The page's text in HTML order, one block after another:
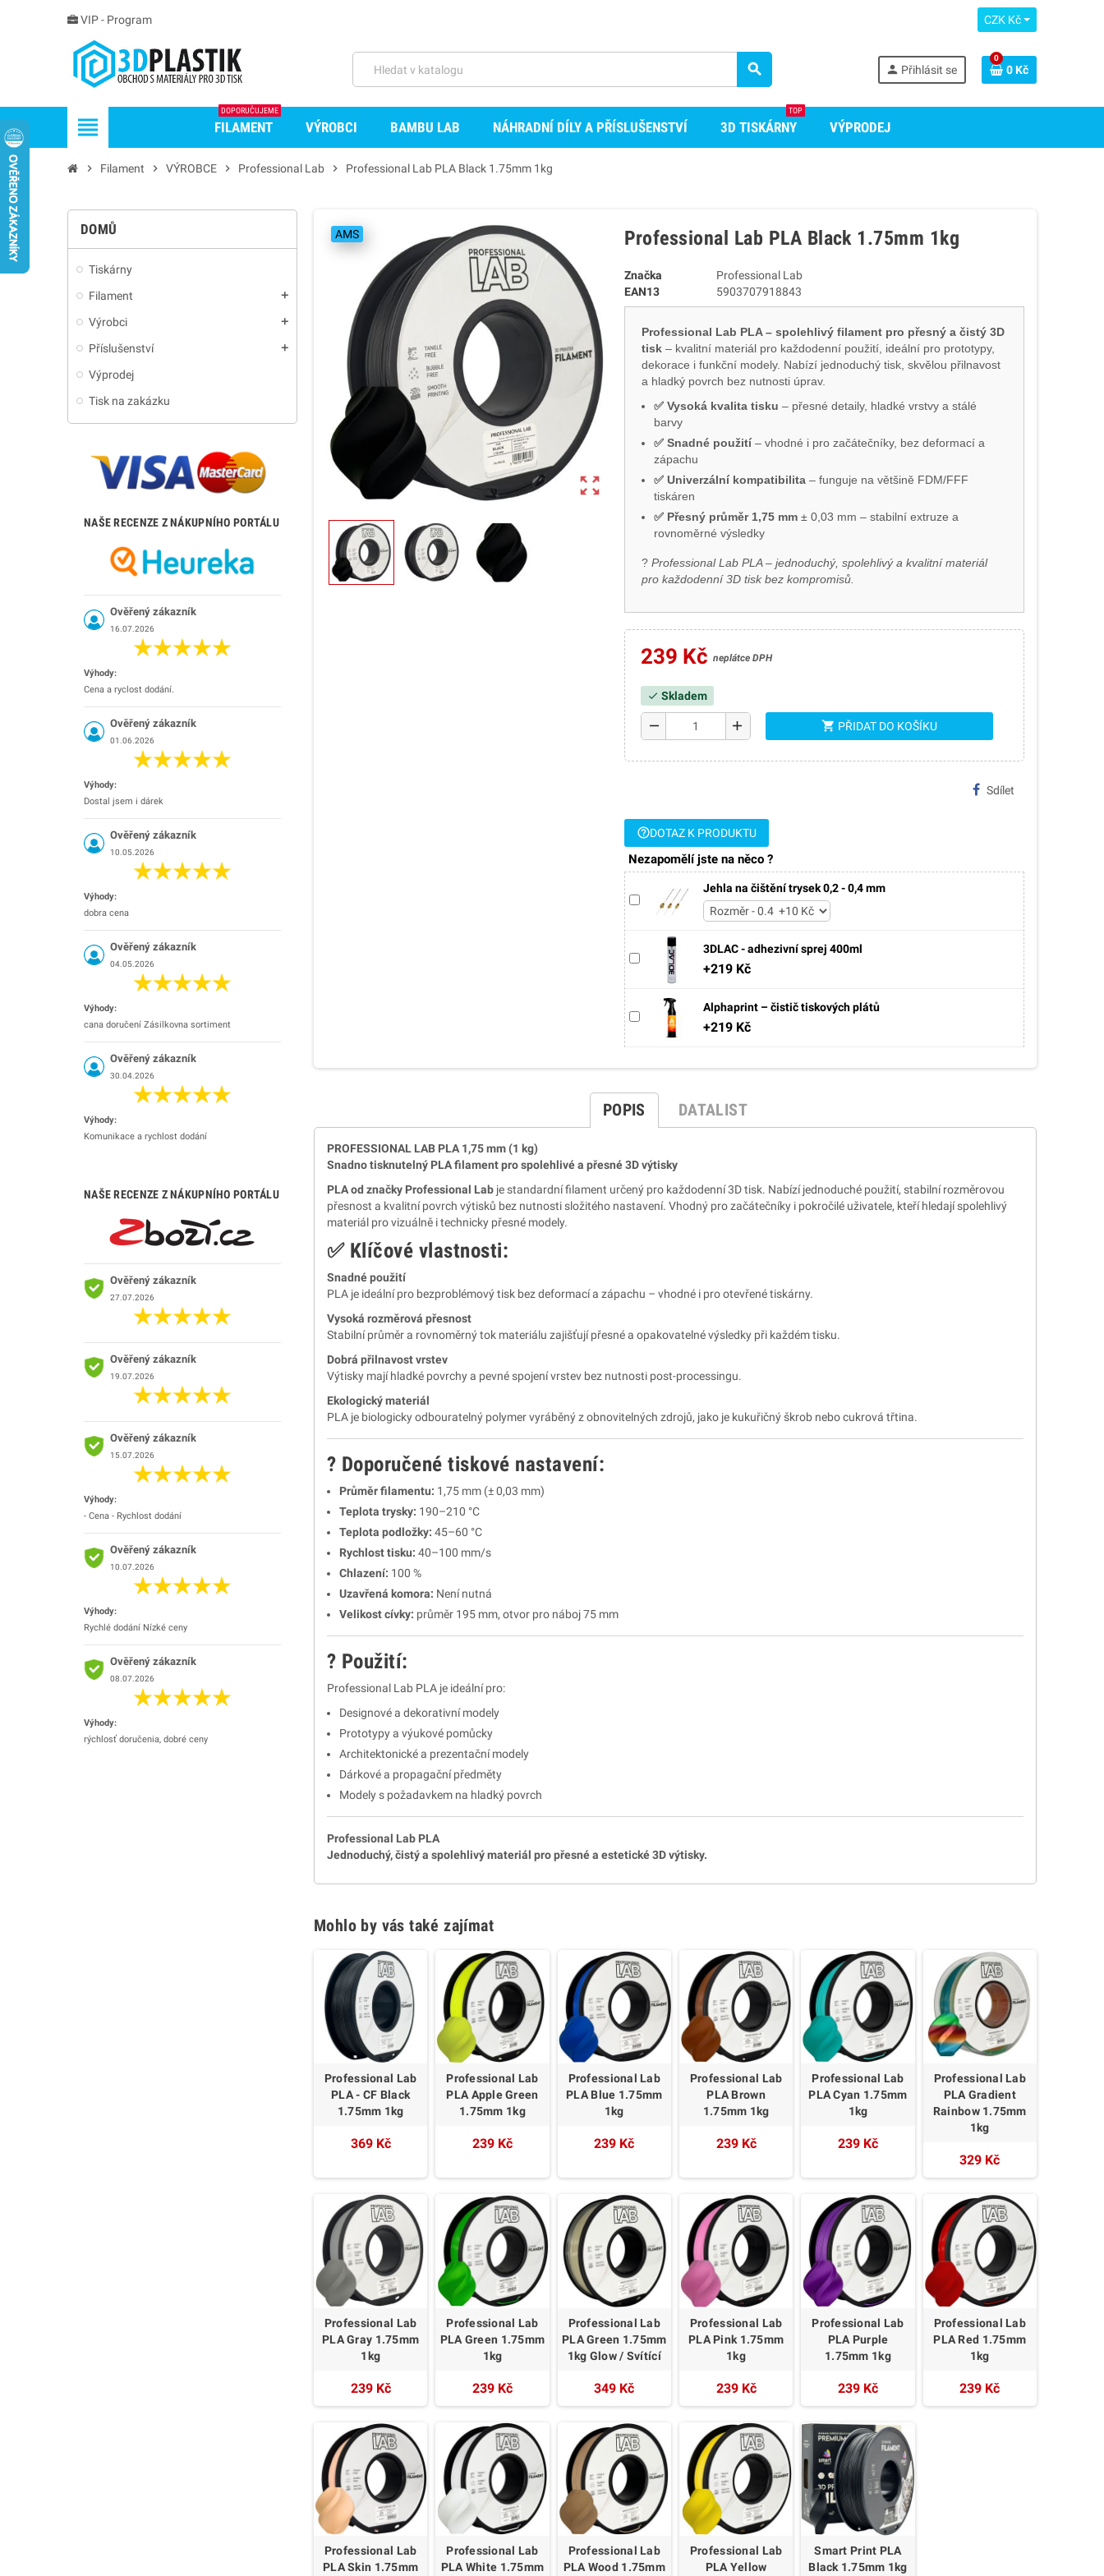
VIP - Program CZK Kč
search person Přihlásit se
0
0 Kč
view_headline FILAMENT
DOPORUČUJEME
VÝROBCI BAMBU LAB NÁHRADNÍ DÍLY A PŘÍSLUŠENSTVÍ 3D TISKÁRNY
TOP
VÝPRODEJ
chevron_right Filament chevron_right VÝROBCE chevron_right Professional Lab chevron_right Professional Lab PLA Black 1.75mm 1kg
DOMŮ
Tiskárny
Filament
add
Výrobci add
Příslušenství add
Výprodej
Tisk na zakázku
NAŠE RECENZE Z NÁKUPNÍHO PORTÁLU
Ověřený zákazník
16.07.2026
Výhody:
Cena a ryclost dodání.
Ověřený zákazník
01.06.2026
Výhody:
Dostal jsem i dárek
Ověřený zákazník
10.05.2026
Výhody:
dobra cena
Ověřený zákazník
04.05.2026
Výhody:
cana doručení Zásilkovna sortiment
Ověřený zákazník
30.04.2026
Výhody:
Komunikace a rychlost dodání
NAŠE RECENZE Z NÁKUPNÍHO PORTÁLU
Ověřený zákazník
27.07.2026
Ověřený zákazník
19.07.2026
Ověřený zákazník
15.07.2026
Výhody:
- Cena - Rychlost dodání
Ověřený zákazník
10.07.2026
Výhody:
Rychlé dodání Nízké ceny
Ověřený zákazník
08.07.2026
Výhody:
rýchlosť doručenia, dobré ceny
zoom_out_map
AMS Professional Lab PLA Black 1.75mm 1kg
Značka
Professional Lab
EAN13
5903707918843
Professional Lab PLA – spolehlivý filament pro přesný a čistý 3D
tisk– kvalitní materiál pro každodenní použití, ideální pro prototypy,
dekorace i funkční modely. Nabízí jednoduchý tisk, skvělou přilnavost
a hladký povrch bez nutnosti úprav.
✅ Vysoká kvalita tisku – přesné detaily, hladké vrstvy a stálé
barvy
✅ Snadné použití– vhodné i pro začátečníky, bez deformací a
zápachu
✅ Univerzální kompatibilita– funguje na většině FDM/FFF
tiskáren
✅ Přesný průměr 1,75 mm± 0,03 mm – stabilní extruze a
rovnoměrné výsledky
? Professional Lab PLA – jednoduchý, spolehlivý a kvalitní materiál
pro každodenní 3D tisk bez kompromisů.
239 Kč neplátce DPH
check Skladem
remove add shopping_cart PŘIDAT DO KOŠÍKU
Sdílet
help_outlineDOTAZ K PRODUKTU
Nezapomělí jste na něco ?
Jehla na čištění trysek 0,2 - 0,4 mm
3DLAC - adhezivní sprej 400ml
+219 Kč
Alphaprint – čistič tiskových plátů
+219 Kč
POPIS DATALIST
PROFESSIONAL LAB PLA 1,75 mm (1 kg)
Snadno tisknutelný PLA filament pro spolehlivé a přesné 3D výtisky
PLA od značky Professional Lab je standardní filament určený pro každodenní 3D tisk. Nabízí jednoduché použití, stabilní rozměrovou
přesnost a kvalitní povrch výtisků bez nutnosti složitého nastavení. Vhodný pro začátečníky i pokročilé uživatele, kteří hledají spolehlivý
materiál pro vizuálně i technicky přesné modely.
✅ Klíčové vlastnosti:
Snadné použití
PLA je ideální pro bezproblémový tisk bez deformací a zápachu – vhodné i pro otevřené tiskárny.
Vysoká rozměrová přesnost
Stabilní průměr a rovnoměrný tok materiálu zajišťují přesné a opakovatelné výsledky při každém tisku.
Dobrá přilnavost vrstev
Výtisky mají hladké povrchy a pevné spojení vrstev bez nutnosti post-processingu.
Ekologický materiál
PLA je biologicky odbouratelný polymer vyráběný z obnovitelných zdrojů, jako je kukuřičný škrob nebo cukrová třtina.
? Doporučené tiskové nastavení:
Průměr filamentu: 1,75 mm (± 0,03 mm)
Teplota trysky: 190–210 °C
Teplota podložky: 45–60 °C
Rychlost tisku: 40–100 mm/s
Chlazení: 100 %
Uzavřená komora: Není nutná
Velikost cívky: průměr 195 mm, otvor pro náboj 75 mm
?️ Použití:
Professional Lab PLA je ideální pro:
Designové a dekorativní modely
Prototypy a výukové pomůcky
Architektonické a prezentační modely
Dárkové a propagační předměty
Modely s požadavkem na hladký povrch
Professional Lab PLA
Jednoduchý, čistý a spolehlivý materiál pro přesné a estetické 3D výtisky.
Mohlo by vás také zajímat
Professional Lab
PLA - CF Black
1.75mm 1kg
369 Kč
Professional Lab
PLA Apple Green
1.75mm 1kg
239 Kč
Professional Lab
PLA Blue 1.75mm
1kg
239 Kč
Professional Lab
PLA Brown
1.75mm 1kg
239 Kč
Professional Lab
PLA Cyan 1.75mm
1kg
239 Kč
Professional Lab
PLA Gradient
Rainbow 1.75mm
1kg
329 Kč
Professional Lab
PLA Gray 1.75mm
1kg
239 Kč
Professional Lab
PLA Green 1.75mm
1kg
239 Kč
Professional Lab
PLA Green 1.75mm
1kg Glow / Svítící
349 Kč
Professional Lab
PLA Pink 1.75mm
1kg
239 Kč
Professional Lab
PLA Purple
1.75mm 1kg
239 Kč
Professional Lab
PLA Red 1.75mm
1kg
239 Kč
Professional Lab
PLA Skin 1.75mm
Professional Lab
PLA White 1.75mm
Professional Lab
PLA Wood 1.75mm
Professional Lab
PLA Yellow
Smart Print PLA
Black 1.75mm 1kg